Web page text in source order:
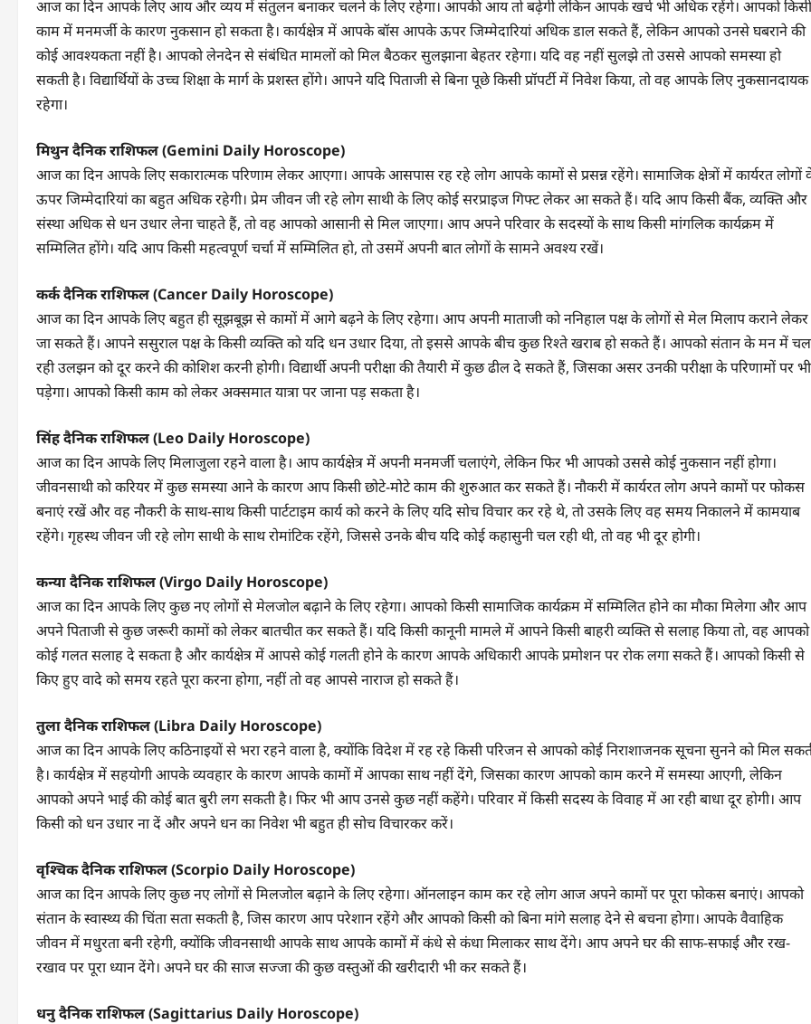
आज का दिन आपके लिए आय और व्यय में संतुलन बनाकर चलने के लिए रहेगा। आपकी आय तो बढे़गी लेकिन आपके खर्च भी अधिक रहेंगे। आपको किसी
काम में मनमर्जी के कारण नुकसान हो सकता है। कार्यक्षेत्र में आपके बॉस आपके ऊपर जिम्मेदारियां अधिक डाल सकते हैं, लेकिन आपको उनसे घबराने की
कोई आवश्यकता नहीं है। आपको लेनदेन से संबंधित मामलों को मिल बैठकर सुलझाना बेहतर रहेगा। यदि वह नहीं सुलझे तो उससे आपको समस्या हो
सकती है। विद्यार्थियों के उच्च शिक्षा के मार्ग के प्रशस्त होंगे। आपने यदि पिताजी से बिना पूछे किसी प्रॉपर्टी में निवेश किया, तो वह आपके लिए नुकसानदायक
रहेगा।
मिथुन दैनिक राशिफल (Gemini Daily Horoscope)
आज का दिन आपके लिए सकारात्मक परिणाम लेकर आएगा। आपके आसपास रह रहे लोग आपके कामों से प्रसन्न रहेंगे। सामाजिक क्षेत्रों में कार्यरत लोगों
ऊपर जिम्मेदारियां का बहुत अधिक रहेगी। प्रेम जीवन जी रहे लोग साथी के लिए कोई सरप्राइज गिफ्ट लेकर आ सकते हैं। यदि आप किसी बैंक, व्यक्ति और
संस्था अधिक से धन उधार लेना चाहते हैं, तो वह आपको आसानी से मिल जाएगा। आप अपने परिवार के सदस्यों के साथ किसी मांगलिक कार्यक्रम में
सम्मिलित होंगे। यदि आप किसी महत्वपूर्ण चर्चा में सम्मिलित हो, तो उसमें अपनी बात लोगों के सामने अवश्य रखें।
कर्क दैनिक राशिफल (Cancer Daily Horoscope)
आज का दिन आपके लिए बहुत ही सूझबूझ से कामों में आगे बढ़ने के लिए रहेगा। आप अपनी माताजी को ननिहाल पक्ष के लोगों से मेल मिलाप कराने लेकर
जा सकते हैं। आपने ससुराल पक्ष के किसी व्यक्ति को यदि धन उधार दिया, तो इससे आपके बीच कुछ रिश्ते खराब हो सकते हैं। आपको संतान के मन में चल
रही उलझन को दूर करने की कोशिश करनी होगी। विद्यार्थी अपनी परीक्षा की तैयारी में कुछ ढील दे सकते हैं, जिसका असर उनकी परीक्षा के परिणामों पर भी
पड़ेगा। आपको किसी काम को लेकर अक्समात यात्रा पर जाना पड़ सकता है।
सिंह दैनिक राशिफल (Leo Daily Horoscope)
आज का दिन आपके लिए मिलाजुला रहने वाला है। आप कार्यक्षेत्र में अपनी मनमर्जी चलाएंगे, लेकिन फिर भी आपको उससे कोई नुकसान नहीं होगा।
जीवनसाथी को करियर में कुछ समस्या आने के कारण आप किसी छोटे-मोटे काम की शुरुआत कर सकते हैं। नौकरी में कार्यरत लोग अपने कामों पर फोकस
बनाएं रखें और वह नौकरी के साथ-साथ किसी पार्टटाइम कार्य को करने के लिए यदि सोच विचार कर रहे थे, तो उसके लिए वह समय निकालने में कामयाब
रहेंगे। गृहस्थ जीवन जी रहे लोग साथी के साथ रोमांटिक रहेंगे, जिससे उनके बीच यदि कोई कहासुनी चल रही थी, तो वह भी दूर होगी।
कन्या दैनिक राशिफल (Virgo Daily Horoscope)
आज का दिन आपके लिए कुछ नए लोगों से मेलजोल बढ़ाने के लिए रहेगा। आपको किसी सामाजिक कार्यक्रम में सम्मिलित होने का मौका मिलेगा और आप
अपने पिताजी से कुछ जरूरी कामों को लेकर बातचीत कर सकते हैं। यदि किसी कानूनी मामले में आपने किसी बाहरी व्यक्ति से सलाह किया तो, वह आपको
कोई गलत सलाह दे सकता है और कार्यक्षेत्र में आपसे कोई गलती होने के कारण आपके अधिकारी आपके प्रमोशन पर रोक लगा सकते हैं। आपको किसी से
किए हुए वादे को समय रहते पूरा करना होगा, नहीं तो वह आपसे नाराज हो सकते हैं।
तुला दैनिक राशिफल (Libra Daily Horoscope)
आज का दिन आपके लिए कठिनाइयों से भरा रहने वाला है, क्योंकि विदेश में रह रहे किसी परिजन से आपको कोई निराशाजनक सूचना सुनने को मिल
है। कार्यक्षेत्र में सहयोगी आपके व्यवहार के कारण आपके कामों में आपका साथ नहीं देंगे, जिसका कारण आपको काम करने में समस्या आएगी, लेकिन
आपको अपने भाई की कोई बात बुरी लग सकती है। फिर भी आप उनसे कुछ नहीं कहेंगे। परिवार में किसी सदस्य के विवाह में आ रही बाधा दूर होगी। आप
किसी को धन उधार ना दें और अपने धन का निवेश भी बहुत ही सोच विचारकर करें।
वृश्चिक दैनिक राशिफल (Scorpio Daily Horoscope)
आज का दिन आपके लिए कुछ नए लोगों से मिलजोल बढ़ाने के लिए रहेगा। ऑनलाइन काम कर रहे लोग आज अपने कामों पर पूरा फोकस बनाएं। आपको
संतान के स्वास्थ्य की चिंता सता सकती है, जिस कारण आप परेशान रहेंगे और आपको किसी को बिना मांगे सलाह देने से बचना होगा। आपके वैवाहिक
जीवन में मधुरता बनी रहेगी, क्योंकि जीवनसाथी आपके साथ आपके कामों में कंधे से कंधा मिलाकर साथ देंगे। आप अपने घर की साफ-सफाई और रख-
रखाव पर पूरा ध्यान देंगे। अपने घर की साज सज्जा की कुछ वस्तुओं की खरीदारी भी कर सकते हैं।
धनु दैनिक राशिफल (Sagittarius Daily Horoscope)